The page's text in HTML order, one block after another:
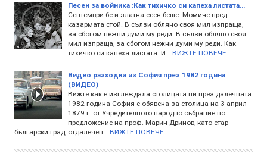
Песен за войника :Как тихичко си капеха листата...
Септември бе и златна есен беше. Момиче пред
казармата стой. В сълзи обляно своя мил изпраща,
за сбогом нежни думи му реди. В сълзи обляно своя
мил изпраща, за сбогом нежни думи му реди. Как
тихичко си капеха листата. И…
ВИЖТЕ ПОВЕЧЕ
Видео разходка из София през 1982 година
(ВИДЕО)
Вижте как е изглеждала столицата ни през далечната
1982 година София е обявена за столица на 3 април
1879 г. от Учредителното народно събрание по
предложение на проф. Марин Дринов, като стар
български град, отдалечен…
ВИЖТЕ ПОВЕЧЕ